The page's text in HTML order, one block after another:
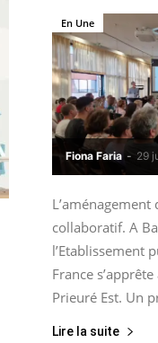
Fiona Faria - 29
En Une
collaboratif. A
l’Etablissement
France
Prieuré Est. Un
Lire la suite